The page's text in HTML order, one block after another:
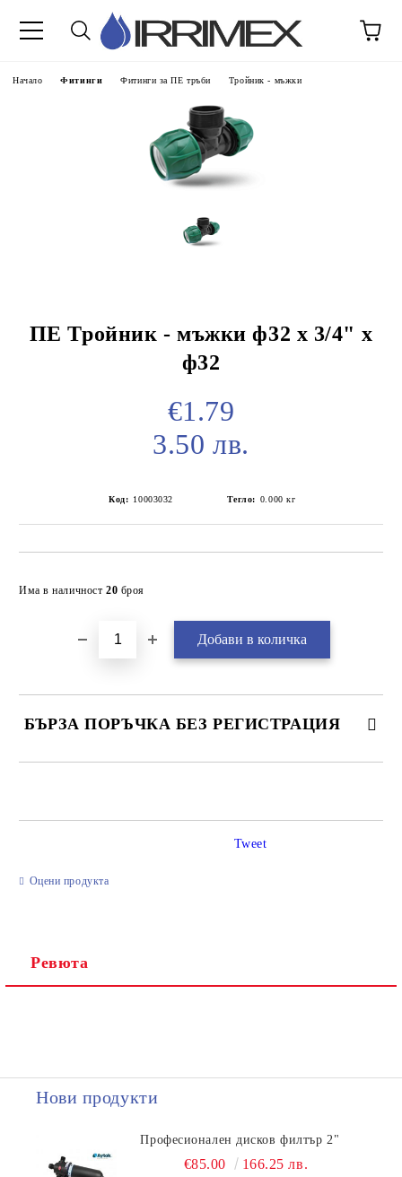
Начало Фитинги Фитинги за ПЕ тръби Тройник - мъжки
ПЕ Тройник - мъжки ф32 х 3/4" х
ф32
€1.79
3.50 лв.
Код: 10003032 Тегло: 0.000 кг
Има в наличност 20 броя
БЪРЗА ПОРЪЧКА БЕЗ РЕГИСТРАЦИЯ
Оцени продукта
Tweet
Ревюта
Нови продукти
Професионален дисков филтър 2"
€85.00 166.25 лв.